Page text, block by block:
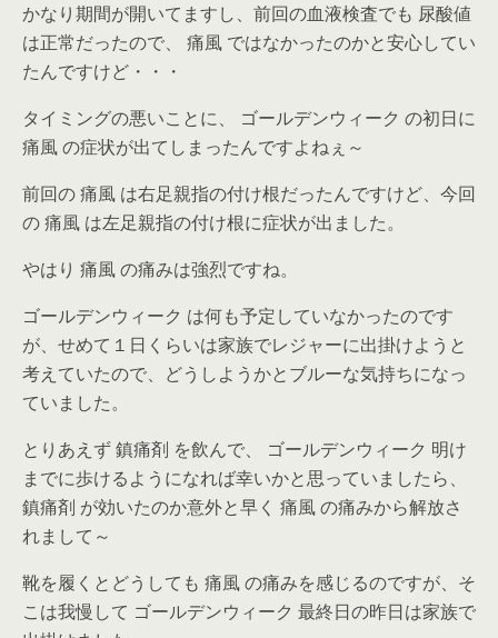
かなり期間が開いてますし、前回の血液検査でも 尿酸値
は正常だったので、 痛風 ではなかったのかと安心してい
たんですけど・・・
タイミングの悪いことに、 ゴールデンウィーク の初日に
痛風 の症状が出てしまったんですよねぇ～
前回の 痛風 は右足親指の付け根だったんですけど、今回
の 痛風 は左足親指の付け根に症状が出ました。
やはり 痛風 の痛みは強烈ですね。
ゴールデンウィーク は何も予定していなかったのです
が、せめて１日くらいは家族でレジャーに出掛けようと
考えていたので、どうしようかとブルーな気持ちになっ
ていました。
とりあえず 鎮痛剤 を飲んで、 ゴールデンウィーク 明け
までに歩けるようになれば幸いかと思っていましたら、
鎮痛剤 が効いたのか意外と早く 痛風 の痛みから解放さ
れまして～
靴を履くとどうしても 痛風 の痛みを感じるのですが、そ
こは我慢して ゴールデンウィーク 最終日の昨日は家族で